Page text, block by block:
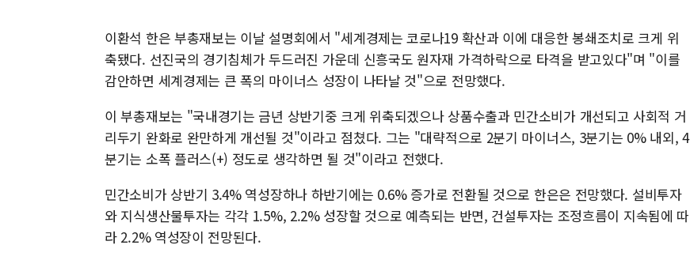
이환석 한은 부총재보는 이날 설명회에서 "세계경제는 코로나19 확산과 이에 대응한 봉쇄조치로 크게 위
축됐다. 선진국의 경기침체가 두드러진 가운데 신흥국도 원자재 가격하락으로 타격을 받고있다"며 "이를
감안하면 세계경제는 큰 폭의 마이너스 성장이 나타날 것"으로 전망했다.
이 부총재보는 "국내경기는 금년 상반기중 크게 위축되겠으나 상품수출과 민간소비가 개선되고 사회적 거
리두기 완화로 완만하게 개선될 것"이라고 점쳤다. 그는 "대략적으로 2분기 마이너스, 3분기는 0% 내외, 4
분기는 소폭 플러스(+) 정도로 생각하면 될 것"이라고 전했다.
민간소비가 상반기 3.4% 역성장하나 하반기에는 0.6% 증가로 전환될 것으로 한은은 전망했다. 설비투자
와 지식생산물투자는 각각 1.5%, 2.2% 성장할 것으로 예측되는 반면, 건설투자는 조정흐름이 지속됨에 따
라 2.2% 역성장이 전망된다.